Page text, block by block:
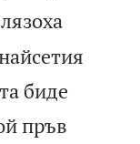
биде
пръв